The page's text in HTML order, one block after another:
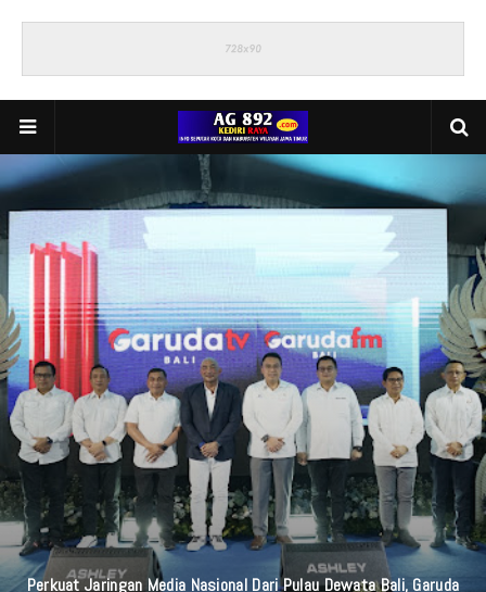
Pencegahan Stunting, Serma Aminoto Dampingi Nakes Dan